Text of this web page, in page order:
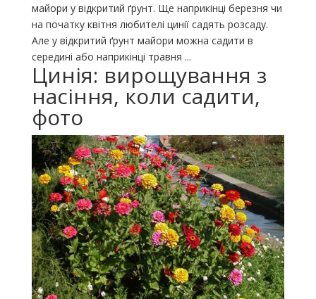
майори у відкритий ґрунт. Ще наприкінці березня чи
на початку квітня любителі цинії садять розсаду.
Але у відкритий ґрунт майори можна садити в
середині або наприкінці травня ...
Цинія: вирощування з
насіння, коли садити,
фото